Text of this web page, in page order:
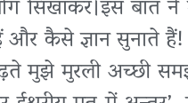
सिखाकर।इस बात
कैसे ज्ञान सुनाते
मुझे मुरली अच्छी